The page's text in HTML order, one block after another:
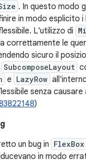
. In questo modo
in modo esplicito i
L'utilizzo di
correttamente le
sicuro il
SubcomposeLayout
e LazyRow
senza
)
un bug in FlexBox
in modo